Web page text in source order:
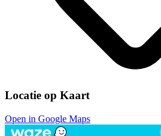
Locatie op Kaart
Open in Google Maps